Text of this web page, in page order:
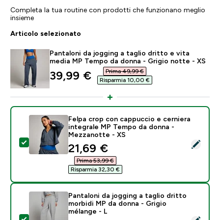
Completa la tua routine con prodotti che funzionano meglio
insieme
Articolo selezionato
Pantaloni da jogging a taglio dritto e vita
media MP Tempo da donna - Grigio notte - XS
discounted price
39,99 €‎
Prima 49,99 €‎
Risparmia 10,00 €‎
Seleziona questo prodotto - Felpa crop con
Felpa crop con cappuccio e cerniera
integrale MP Tempo da donna -
Mezzanotte - XS
discounted price
21,69 €‎
Prima 53,99 €‎
Risparmia 32,30 €‎
Pantaloni da jogging a taglio dritto
morbidi MP da donna - Grigio
mélange - L